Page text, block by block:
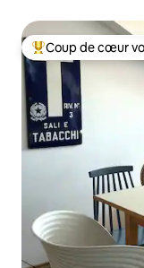
Coup de cœur
Coup de cœur